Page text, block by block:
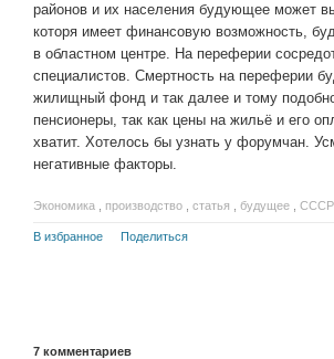
районов и их населения будующее может
которя имеет финансовую возможность,
в областном центре. На переферии
специалистов. Смертность на переферии
жилищный фонд и так далее и тому
пенсионеры, так как цены на жильё и его
хватит. Хотелось бы узнать у форумчан.
негативные факторы.
Экономика производство статья будущее СССР
В избранное Поделиться
7 комментариев